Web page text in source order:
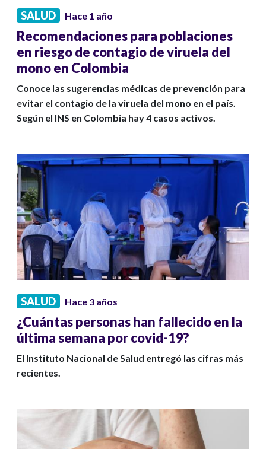
SALUD Hace 1 año
Recomendaciones para poblaciones
en riesgo de contagio de viruela del
mono en Colombia
Conoce las sugerencias médicas de prevención para
evitar el contagio de la viruela del mono en el país.
Según el INS en Colombia hay 4 casos activos.
SALUD Hace 3 años
¿Cuántas personas han fallecido en la
última semana por covid-19?
El Instituto Nacional de Salud entregó las cifras más
recientes.